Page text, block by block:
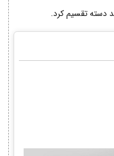
دسته تقسیم کرد.